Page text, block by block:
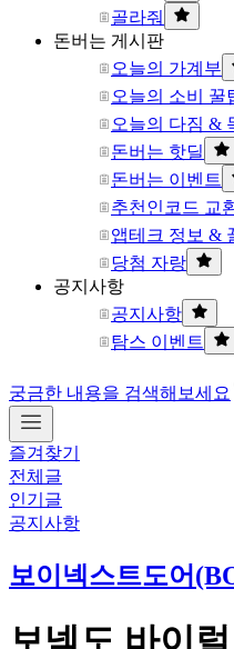
골라줘
돈버는 게시판
오늘의 가계부
오늘의 소비 꿀
오늘의 다짐 &
돈버는 핫딜
돈버는 이벤트
추천인코드 교
앱테크 정보 &
당첨 자랑
공지사항
공지사항
탐스 이벤트
궁금한 내용을 검색해보세요
즐겨찾기
전체글
인기글
공지사항
보이넥스트도어
보넥도 바이